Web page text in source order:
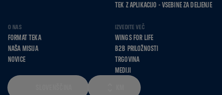
TEK Z APLIKACIJO - VSEBINE ZA DELJENJE
O NAS
FORMAT TEKA
NAŠA MISIJA
NOVICE
IZVEDITE VEČ
WINGS FOR LIFE
B2B PRILOŽNOSTI
TRGOVINA
MEDIJI